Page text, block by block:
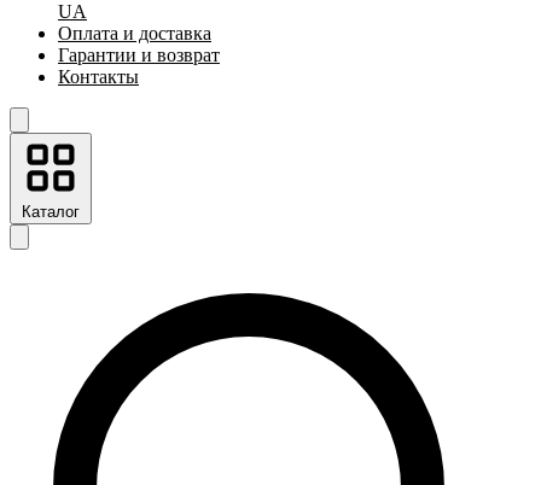
UA
Оплата и доставка
Гарантии и возврат
Контакты
Каталог